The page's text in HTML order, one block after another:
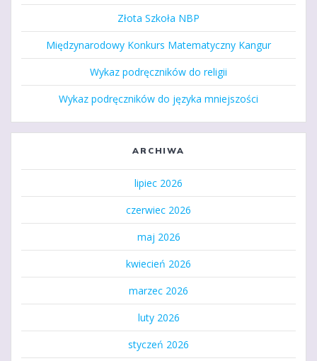
Złota Szkoła NBP
Międzynarodowy Konkurs Matematyczny Kangur
Wykaz podręczników do religii
Wykaz podręczników do języka mniejszości
ARCHIWA
lipiec 2026
czerwiec 2026
maj 2026
kwiecień 2026
marzec 2026
luty 2026
styczeń 2026